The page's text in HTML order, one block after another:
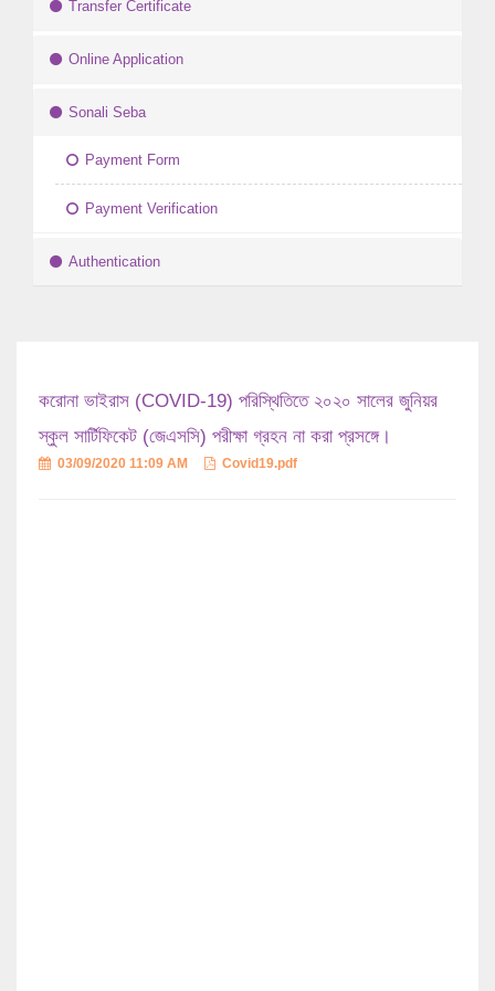
Transfer Certificate
Online Application
Sonali Seba
Payment Form
Payment Verification
Authentication
করোনা ভাইরাস (COVID-19) পরিস্থিতিতে ২০২০ সালের জুনিয়র
স্কুল সার্টিফিকেট (জেএসসি) পরীক্ষা গ্রহন না করা প্রসঙ্গে।
03/09/2020 11:09 AM Covid19.pdf